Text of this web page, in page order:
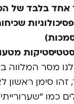
בלבד של
מסר המלווה
זהו סימן
כמו